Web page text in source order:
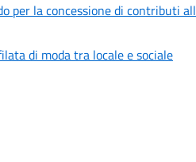
per la concessione di contributi
di moda tra locale e sociale